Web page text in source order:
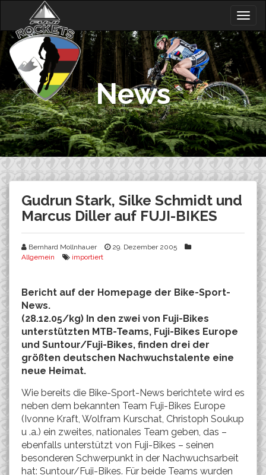
content
News
Gudrun Stark, Silke Schmidt und
Marcus Diller auf FUJI-BIKES
Bernhard Mollnhauer
29. Dezember 2005
Allgemein
importiert
Bericht auf der Homepage der Bike-Sport-
News.
(28.12.05/kg) In den zwei von Fuji-Bikes
unterstützten MTB-Teams, Fuji-Bikes Europe
und Suntour/Fuji-Bikes, finden drei der
größten deutschen Nachwuchstalente eine
neue Heimat.
Wie bereits die Bike-Sport-News berichtete wird es
neben dem bekannten Team Fuji-Bikes Europe
(Ivonne Kraft, Wolfram Kurschat, Christoph Soukup
u .a.) ein zweites, nationales Team geben, das –
ebenfalls unterstützt von Fuji-Bikes – seinen
besonderen Schwerpunkt in der Nachwuchsarbeit
hat: Suntour/Fuji-Bikes. Für beide Teams wurden